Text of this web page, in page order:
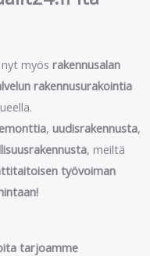
myös rakennusalan
rakennusurakointia
, uudisrakennusta,
, meiltä
työvoiman
tarjoamme